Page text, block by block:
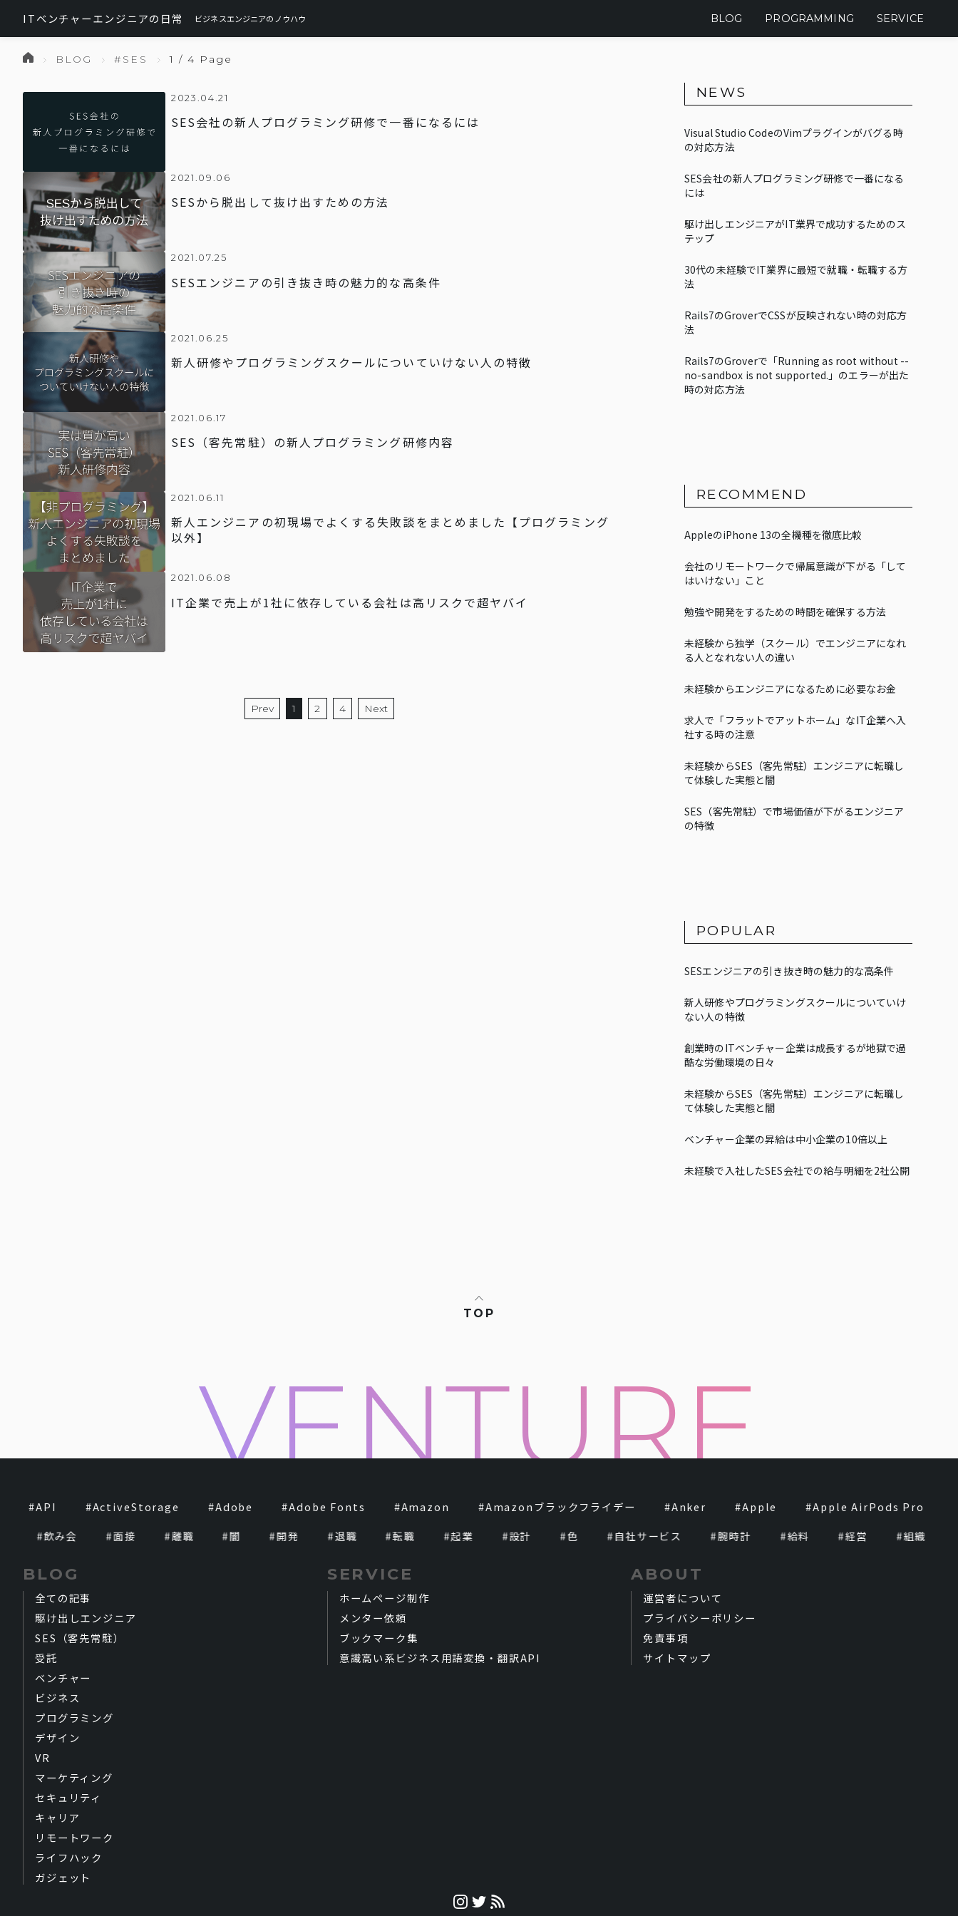
ITベンチャーエンジニアの日常 ビジネスエンジニアのノウハウ BLOG PROGRAMMING SERVICE
BLOG #SES 1 / 4 Page
2023.04.21
SES会社の新人プログラミング研修で一番になるには
2021.09.06
SESから脱出して抜け出すための方法
2021.07.25
SESエンジニアの引き抜き時の魅力的な高条件
2021.06.25
新人研修やプログラミングスクールについていけない人の特徴
2021.06.17
SES（客先常駐）の新人プログラミング研修内容
2021.06.11
新人エンジニアの初現場でよくする失敗談をまとめました【プログラミング
以外】
2021.06.08
IT企業で売上が1社に依存している会社は高リスクで超ヤバイ
Prev 1 2 4 Next
NEWS
Visual Studio CodeのVimプラグインがバグる時
の対応方法
SES会社の新人プログラミング研修で一番になる
には
駆け出しエンジニアがIT業界で成功するためのス
テップ
30代の未経験でIT業界に最短で就職・転職する方
法
Rails7のGroverでCSSが反映されない時の対応方
法
Rails7のGroverで「Running as root without --
no-sandbox is not supported.」のエラーが出た
時の対応方法
RECOMMEND
AppleのiPhone 13の全機種を徹底比較
会社のリモートワークで帰属意識が下がる「して
はいけない」こと
勉強や開発をするための時間を確保する方法
未経験から独学（スクール）でエンジニアになれ
る人となれない人の違い
未経験からエンジニアになるために必要なお金
求人で「フラットでアットホーム」なIT企業へ入
社する時の注意
未経験からSES（客先常駐）エンジニアに転職し
て体験した実態と闇
SES（客先常駐）で市場価値が下がるエンジニア
の特徴
POPULAR
SESエンジニアの引き抜き時の魅力的な高条件
新人研修やプログラミングスクールについていけ
ない人の特徴
創業時のITベンチャー企業は成長するが地獄で過
酷な労働環境の日々
未経験からSES（客先常駐）エンジニアに転職し
て体験した実態と闇
ベンチャー企業の昇給は中小企業の10倍以上
未経験で入社したSES会社での給与明細を2社公開
TOP
API ActiveStorage Adobe Adobe Fonts Amazon Amazonブラックフライデー Anker Apple Apple AirPods Pro
飲み会 面接 離職 闇 開発 退職 転職 起業 設計 色 自社サービス 腕時計 給料 経営 組織
BLOG
全ての記事
駆け出しエンジニア
SES（客先常駐）
受託
ベンチャー
ビジネス
プログラミング
デザイン
VR
マーケティング
セキュリティ
キャリア
リモートワーク
ライフハック
ガジェット
SERVICE
ホームページ制作
メンター依頼
ブックマーク集
意識高い系ビジネス用語変換・翻訳API
ABOUT
運営者について
プライバシーポリシー
免責事項
サイトマップ